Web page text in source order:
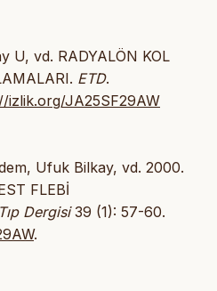
U, vd. RADYALÖN KOL
ETD.
izlik.org/JA25SF29AW
Ufuk Bilkay, vd. 2000.
FLEBİ
Dergisi39 (1): 57-60.
.